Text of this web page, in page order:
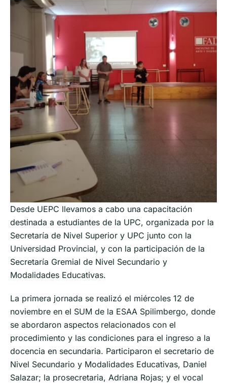
Desde UEPC llevamos a cabo una capacitación
destinada a estudiantes de la UPC, organizada por la
Secretaría de Nivel Superior y UPC junto con la
Universidad Provincial, y con la participación de la
Secretaría Gremial de Nivel Secundario y
Modalidades Educativas.
La primera jornada se realizó el miércoles 12 de
noviembre en el SUM de la ESAA Spilimbergo, donde
se abordaron aspectos relacionados con el
procedimiento y las condiciones para el ingreso a la
docencia en secundaria. Participaron el secretario de
Nivel Secundario y Modalidades Educativas, Daniel
Salazar; la prosecretaria, Adriana Rojas; y el vocal